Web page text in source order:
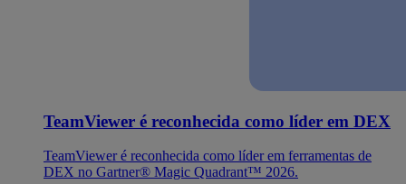
TeamViewer é reconhecida como líder em DEX
TeamViewer é reconhecida como líder em ferramentas de
DEX no Gartner® Magic Quadrant™ 2026.